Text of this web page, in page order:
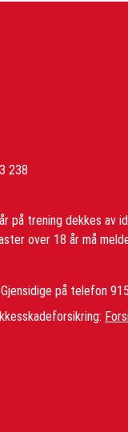
238
på trening dekkes av
over 18 år må
på telefon